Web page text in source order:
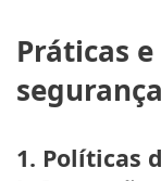
Práticas
segurança
1. Políticas